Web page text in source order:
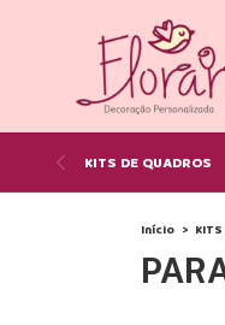
KITS DE QUADROS
Início >